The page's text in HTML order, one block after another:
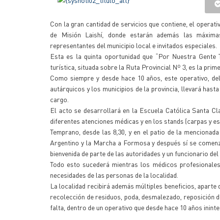
Con la gran cantidad de servicios que contiene, el
de Misión Laishí, donde estarán además las
representantes del municipio local e invitados especiales.
Esta es la quinta oportunidad que “Por Nuestra
turística, situada sobre la Ruta Provincial Nº 3, es la
Como siempre y desde hace 10 años, este operativo,
autárquicos y los municipios de la provincia, llevará
cargo.
El acto se desarrollará en la Escuela Católica Santa
diferentes atenciones médicas y en los stands (carpas
Temprano, desde las 8,30, y en el patio de la
Argentino y la Marcha a Formosa y después sí se
bienvenida de parte de las autoridades y un funcionario
Todo esto sucederá mientras los médicos
necesidades de las personas de la localidad.
La localidad recibirá además múltiples beneficios,
recolección de residuos, poda, desmalezado,
falta, dentro de un operativo que desde hace 10 años